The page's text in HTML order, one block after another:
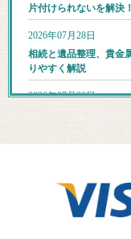
片付けられないを解決
2026年07月28日
相続と遺品整理、貴金
りやすく解説
2026年07月22日
2026年07月14日
2026年07月08日
遺品整理で見つかる貴